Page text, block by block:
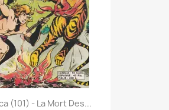
(101) - La Mort Des...